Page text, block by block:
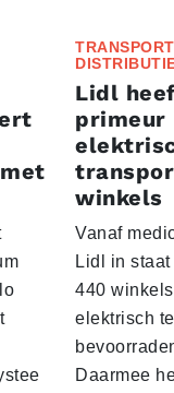
Lidl
primeur
winkels
Vanaf
Lidl in
440 winkels
elektrisch te
Daarmee